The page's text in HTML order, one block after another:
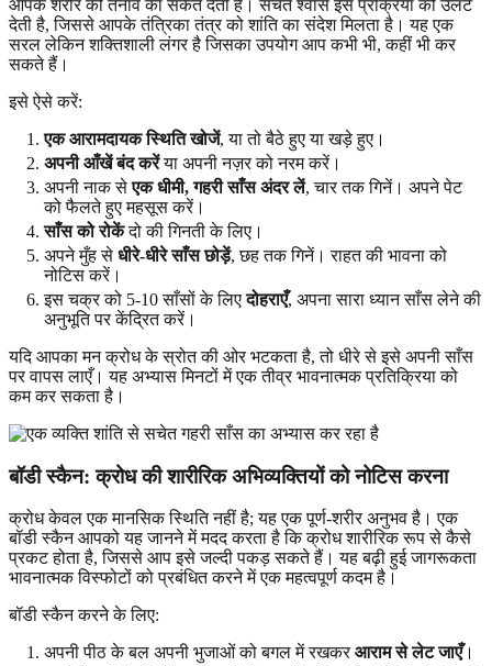
आपके शरीर को तनाव का संकेत देती है। सचेत श्वास इस प्रक्रिया को उलट
देती है, जिससे आपके तंत्रिका तंत्र को शांति का संदेश मिलता है। यह एक
सरल लेकिन शक्तिशाली लंगर है जिसका उपयोग आप कभी भी, कहीं भी कर
सकते हैं।
इसे ऐसे करें:
एक आरामदायक स्थिति खोजें, या तो बैठे हुए या खड़े हुए।
अपनी आँखें बंद करेंया अपनी नज़र को नरम करें।
अपनी नाक सेएक धीमी, गहरी साँस अंदर लें, चार तक गिनें। अपने पेट
को फैलते हुए महसूस करें।
साँस को रोकेंदो की गिनती के लिए।
अपने मुँह से धीरे-धीरे साँस छोड़ें, छह तक गिनें। राहत की भावना को
नोटिस करें।
इस चक्र को 5-10 साँसों के लिएदोहराएँ, अपना सारा ध्यान साँस लेने की
अनुभूति पर केंद्रित करें।
यदि आपका मन क्रोध के स्रोत की ओर भटकता है, तो धीरे से इसे अपनी साँस
पर वापस लाएँ। यह अभ्यास मिनटों में एक तीव्र भावनात्मक प्रतिक्रिया को
कम कर सकता है।
बॉडी स्कैन: क्रोध कीशारीरिक अभिव्यक्तियोंको नोटिस करना
क्रोध केवल एक मानसिक स्थिति नहीं है; यह एक पूर्ण-शरीर अनुभव है। एक
बॉडी स्कैन आपको यह जानने में मदद करता है कि क्रोध शारीरिक रूप से कैसे
प्रकट होता है, जिससे आप इसे जल्दी पकड़ सकते हैं। यह बढ़ी हुई जागरूकता
भावनात्मक विस्फोटों को प्रबंधित करने में एक महत्वपूर्ण कदम है।
बॉडी स्कैन करने के लिए:
अपनी पीठ के बल अपनी भुजाओं को बगल में रखकरआराम से लेट जाएँ।